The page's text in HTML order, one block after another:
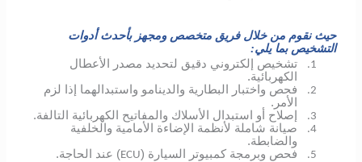
حيث نقوم من خلال فريق متخصص ومجهز بأحدث أدوات
التشخيص بما يلي:
1.
تشخيص إلكتروني دقيق لتحديد مصدر الأعطال
الكهربائية.
2.
فحص واختبار البطارية والدينامو واستبدالهما إذا لزم
الأمر.
3. إصلاح أو استبدال الأسلاك والمفاتيح الكهربائية التالفة.
4.
صيانة شاملة لأنظمة الإضاءة الأمامية والخلفية
والضابطة.
5. فحص وبرمجة كمبيوتر السيارة (ECU) عند الحاجة.